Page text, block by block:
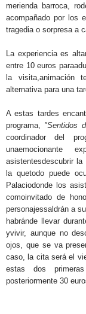
merienda barroca,
acompañado por los
tragedia o sorpresa a
La experiencia es
entre 10 euros
la visita,animación
alternativa para una
A estas tardes
programa, "Sentidos
coordinador del
unaemocionante
asistentesdescubrir la
la quetodo puede
Palaciodonde los
comoinvitado de
personajessaldrán a
habránde llevar
yvivir, aunque no
ojos, que se va
caso, la cita será el
estas dos
posteriormente 30